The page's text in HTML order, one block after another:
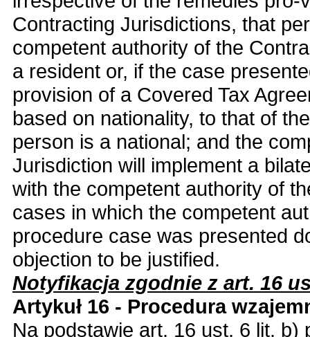
Contracting Jurisdictions, that
competent authority of the
a resident or, if the case
provision of a Covered Tax
based on nationality, to that of
person is a national; and the
Jurisdiction will implement a
with the competent authority of
cases in which the competent
procedure case was presented
objection to be justified.
Notyfikacja zgodnie z art. 16
Artykuł 16 - Procedura
Na podstawie art. 16 ust. 6 lit. b)